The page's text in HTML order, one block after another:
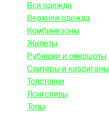
Вся одежда
Верхняя одежда
Комбинезоны
Жилеты
Рубашки и овершоты
Свитеры и кардиганы
Толстовки
Лонгсливы
Топы